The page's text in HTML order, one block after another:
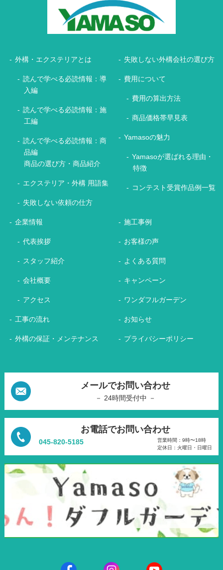
外構・エクステリアとは
読んで学べる必読情報：導
入編
読んで学べる必読情報：施
工編
読んで学べる必読情報：商
品編
商品の選び方・商品紹介
エクステリア・外構 用語集
失敗しない依頼の仕方
失敗しない外構会社の選び方
費用について
費用の算出方法
商品価格帯早見表
Yamasoの魅力
Yamasoが選ばれる理由・
特徴
コンテスト受賞作品例一覧
企業情報
代表挨拶
スタッフ紹介
会社概要
アクセス
工事の流れ
外構の保証・メンテナンス
施工事例
お客様の声
よくある質問
キャンペーン
ワンダフルガーデン
お知らせ
プライバシーポリシー
メールでお問い合わせ
－ 24時間受付中 －
お電話でお問い合わせ
045-820-5185
営業時間：9時〜18時
定休日：火曜日・日曜日